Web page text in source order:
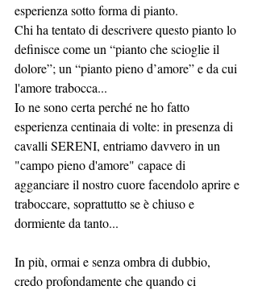
esperienza sotto forma di pianto.
Chi ha tentato di descrivere questo pianto lo
definisce come un “pianto che scioglie il
dolore”; un “pianto pieno d’amore” e da cui
l'amore trabocca...
Io ne sono certa perché ne ho fatto
esperienza centinaia di volte: in presenza di
cavalli SERENI, entriamo davvero in un
"campo pieno d'amore" capace di
agganciare il nostro cuore facendolo aprire e
traboccare, soprattutto se è chiuso e
dormiente da tanto...
In più, ormai e senza ombra di dubbio,
credo profondamente che quando ci